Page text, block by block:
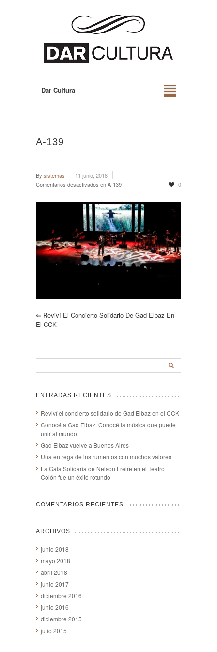
Dar Cultura
A-139
By sistemas
11 junio, 2018
Comentarios desactivados en A-139 0
⇐ Reviví El Concierto Solidario De Gad Elbaz En
El CCK
ENTRADAS RECIENTES
Reviví el concierto solidario de Gad Elbaz en el CCK
Conocé a Gad Elbaz. Conocé la música que puede
unir al mundo
Gad Elbaz vuelve a Buenos Aires
Una entrega de instrumentos con muchos valores
La Gala Solidaria de Nelson Freire en el Teatro
Colón fue un éxito rotundo
COMENTARIOS RECIENTES
ARCHIVOS
junio 2018
mayo 2018
abril 2018
junio 2017
diciembre 2016
junio 2016
diciembre 2015
julio 2015